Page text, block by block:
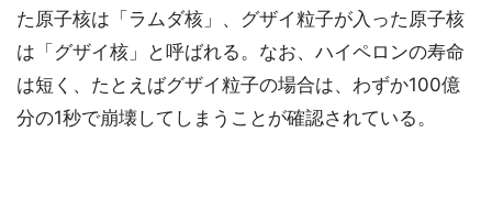
た原子核は「ラムダ核」、グザイ粒子が入った原子核
は「グザイ核」と呼ばれる。なお、ハイペロンの寿命
は短く、たとえばグザイ粒子の場合は、わずか100億
分の1秒で崩壊してしまうことが確認されている。